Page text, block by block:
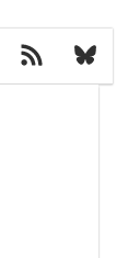
RSS-
Feed
Bluesky